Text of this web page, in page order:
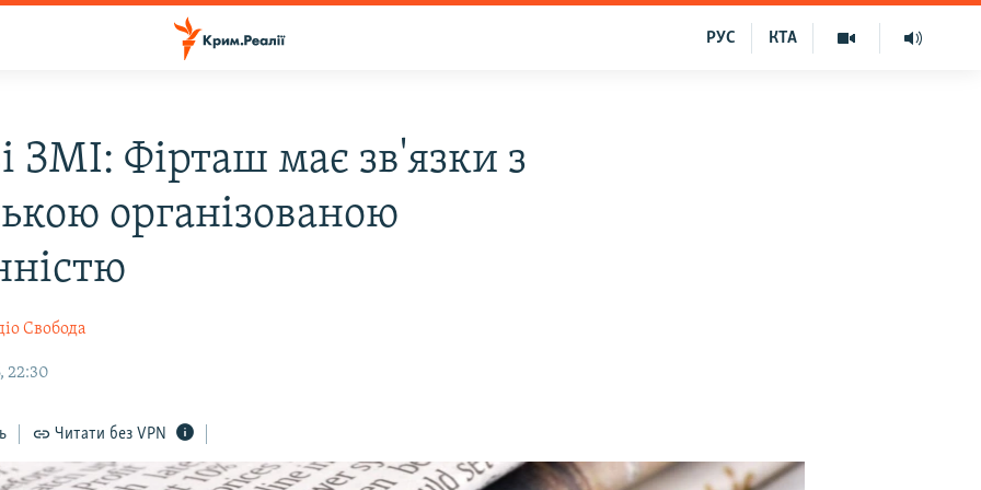
КТА
РУС
ЗМІ: Фірташ має зв'язки з
організованою
Свобода
22:30
Читати без VPN